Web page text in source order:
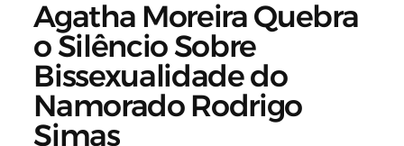
Agatha Moreira Quebra
o Silêncio Sobre
Bissexualidade do
Namorado Rodrigo
Simas